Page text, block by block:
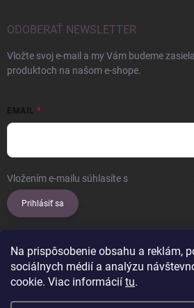
Na prispôsobenie obsahu a reklám,
sociálnych médií a analýzu
cookie. Viac informácií tu.
ODOBERAŤ NEWSLETTER
Vložte svoj e-mail a my Vám budeme
produktoch na našom e-shope.
EMAIL
Vložením e-mailu súhlasíte s
Prihlásiť sa
Vytvoril
Copyright 2026ERROW . Všetky práva